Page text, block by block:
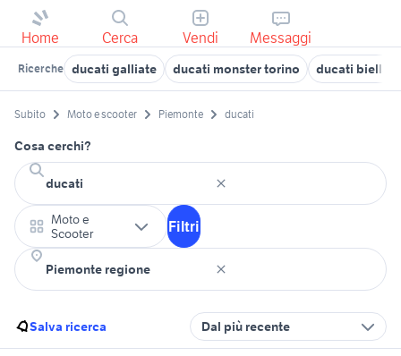
Home Cerca Vendi Messaggi
Ricerche ducati galliate ducati monster torino ducati biella
Subito Moto e scooter Piemonte ducati
Cosa cerchi?
Moto e
Scooter
Filtri
Salva ricerca Dal più recente